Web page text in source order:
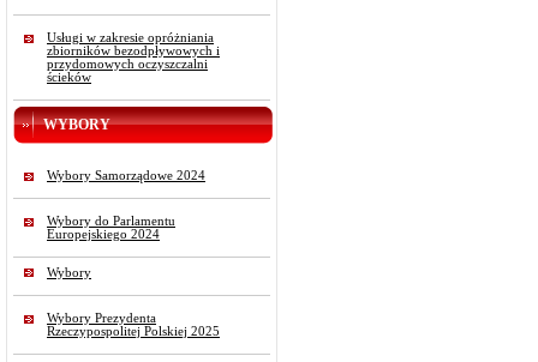
Usługi w zakresie opróżniania
zbiorników bezodpływowych i
przydomowych oczyszczalni
ścieków
WYBORY
Wybory Samorządowe 2024
Wybory do Parlamentu
Europejskiego 2024
Wybory
Wybory Prezydenta
Rzeczypospolitej Polskiej 2025